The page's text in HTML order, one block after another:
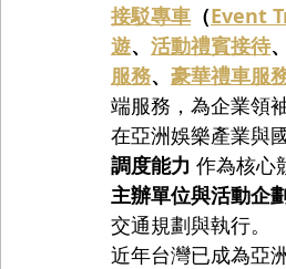
接駁專車 （Event
遊、 活動禮賓接待、
服務、 豪華禮車服
端服務，為企業領
在亞洲娛樂產業與
調度能力 作為核心
主辦單位與活動企
交通規劃與執行。
近年台灣已成為亞